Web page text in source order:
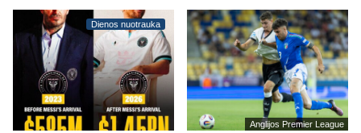
Dienos nuotrauka
Anglijos Premier League